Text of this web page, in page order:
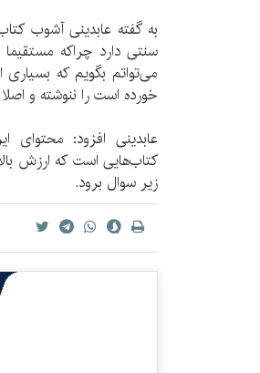
به گفته عابدینی آشوب
سنتی دارد چراکه
می‌تواتم بگویم که
خورده است را ننوشته و
عابدینی افزود: محتوای
کتاب‌هایی است که ارزش
زیر سوال برود.